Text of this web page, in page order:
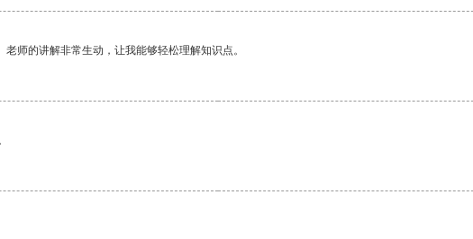
师的讲解非常生动，让我能够轻松理解知识点。